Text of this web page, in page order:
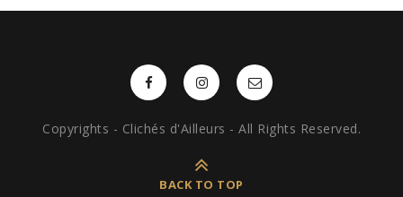
Copyrights - Clichés d'Ailleurs - All Rights Reserved.
BACK TO TOP